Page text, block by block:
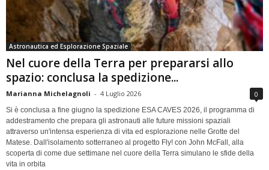
Astronautica ed Esplorazione Spaziale
Nel cuore della Terra per prepararsi allo
spazio: conclusa la spedizione...
Marianna Michelagnoli - 4 Luglio 2026 0
Si è conclusa a fine giugno la spedizione ESA CAVES 2026, il programma di
addestramento che prepara gli astronauti alle future missioni spaziali
attraverso un'intensa esperienza di vita ed esplorazione nelle Grotte del
Matese. Dall'isolamento sotterraneo al progetto Fly! con John McFall, alla
scoperta di come due settimane nel cuore della Terra simulano le sfide della
vita in orbita